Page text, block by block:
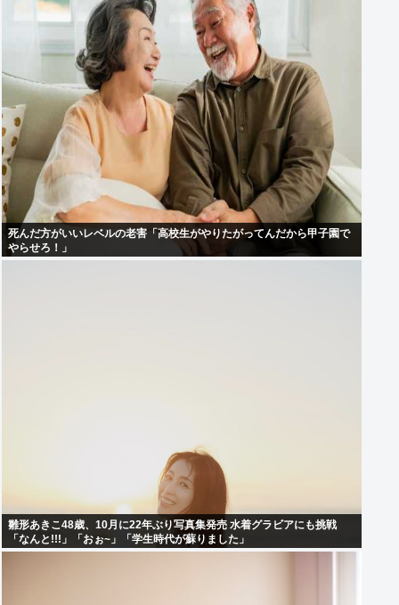
死んだ方がいいレベルの老害「高校生がやりたがってんだから甲子園で
やらせろ！」
雛形あきこ48歳、10月に22年ぶり写真集発売 水着グラビアにも挑戦
「なんと!!!」「おぉ~」「学生時代が蘇りました」